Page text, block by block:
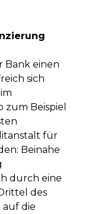
Bank einen
sich
Beispiel
für
Beinahe
durch eine
des
die